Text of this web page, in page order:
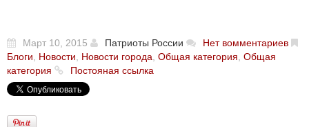
Март 10, 2015 Патриоты России
Нет вомментариев
Блоги, Новости, Новости города, Общая категория, Общая
категория
Постояная ссылка